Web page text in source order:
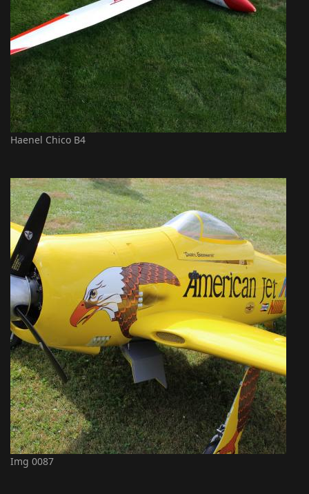
Haenel Chico B4
Img 0087